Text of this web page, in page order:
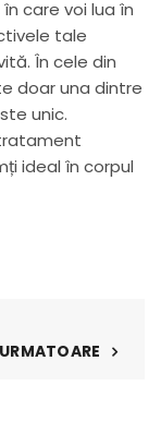
care voi lua în
tale
În cele din
doar una dintre
unic.
ideal în corpul